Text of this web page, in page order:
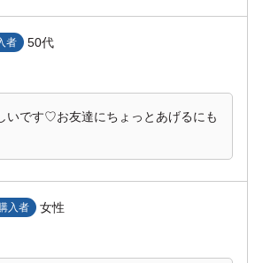
者 50代
いです♡お友達にちょっとあげるにも
入者 女性